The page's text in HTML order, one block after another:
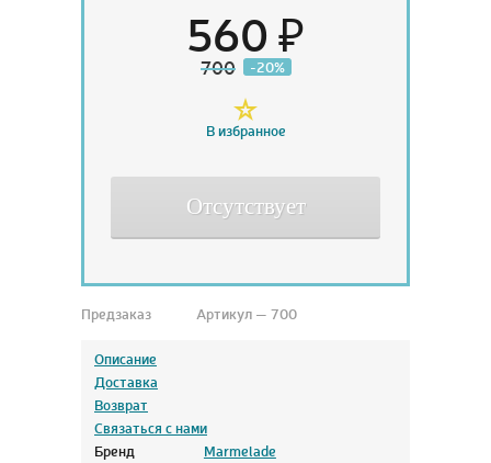
560 ₽
700 -20%
В избранное
Отсутствует
Предзаказ Артикул — 700
Описание
Доставка
Возврат
Связаться с нами
Бренд
Marmelade